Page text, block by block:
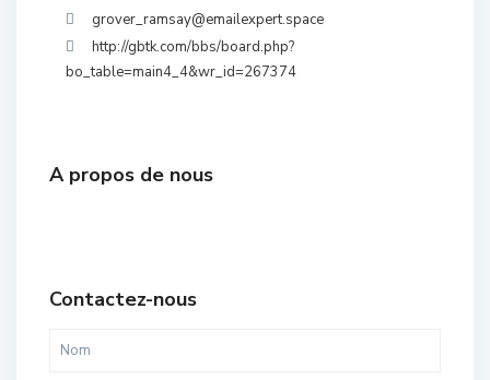
grover_ramsay@emailexpert.space
http://gbtk.com/bbs/board.php?
bo_table=main4_4&wr_id=267374
A propos de nous
Contactez-nous